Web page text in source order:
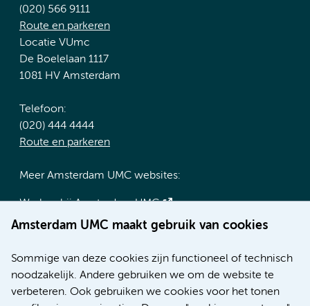
Amsterdam UMC maakt gebruik van cookies
Sommige van deze cookies zijn functioneel of technisch
noodzakelijk. Andere gebruiken we om de website te
verbeteren. Ook gebruiken we cookies voor het tonen
(020) 566 9111
Route en parkeren
Locatie VUmc
De Boelelaan 1117
1081 HV Amsterdam
Telefoon:
(020) 444 4444
Route en parkeren
Meer Amsterdam UMC websites:
Werken bij Amsterdam UMC
Over Amsterdam UMC
Research
Educatie locatie AMC
Educatie locatie VUmc